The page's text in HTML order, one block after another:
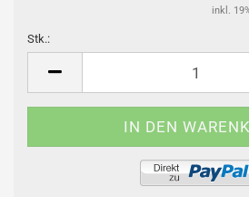
inkl.
Stk.: